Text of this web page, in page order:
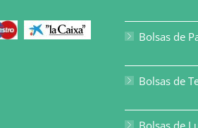
Bolsas de
Bolsas de
Bolsas de